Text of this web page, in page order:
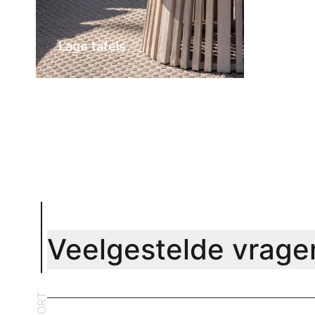
Lage tafels
Veelgestelde